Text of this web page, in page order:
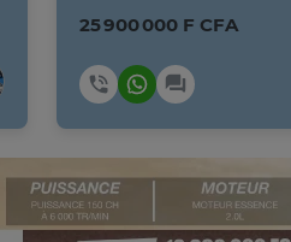
25 900 000 F CFA